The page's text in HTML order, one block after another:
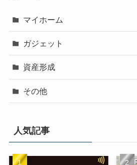
マイホーム
ガジェット
資産形成
その他
人気記事